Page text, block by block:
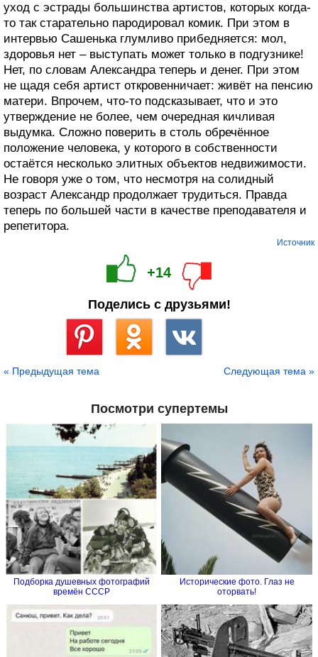
уход с эстрады большинства артистов, которых когда-
то так старательно пародировал комик. При этом в
интервью Сашенька глумливо прибедняется: мол,
здоровья нет – выступать может только в подгузнике!
Нет, по словам Александра теперь и денег. При этом
не щадя себя артист откровенничает: живёт на пенсию
матери. Впрочем, что-то подсказывает, что и это
утверждение не более, чем очередная кичливая
выдумка. Сложно поверить в столь обречённое
положение человека, у которого в собственности
остаётся несколько элитных объектов недвижимости.
Не говоря уже о том, что несмотря на солидный
возраст Александр продолжает трудиться. Правда
теперь по большей части в качестве преподавателя и
репетитора.
Источник
+14
Поделись с друзьями!
« Предыдущая тема Следующая тема »
Посмотри супертемы
Подборка душевных фотографий
времён СССР
Исторические фото. Глаз не
оторвать!